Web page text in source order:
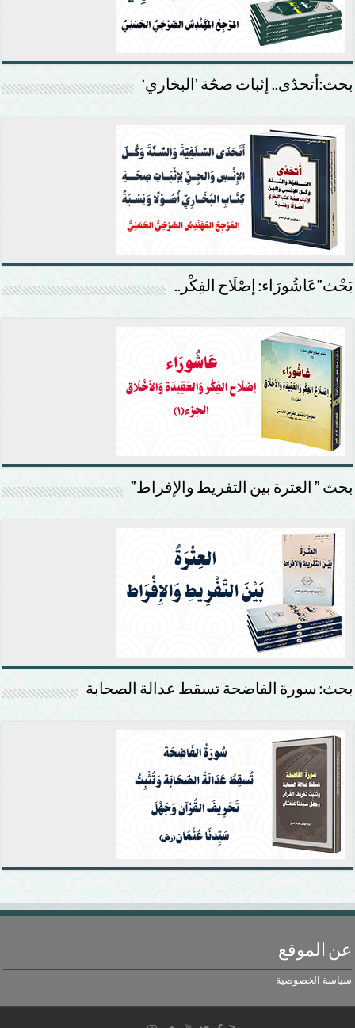
بحث:أتحدّى.. إثبات صحّة ’البخاري‘
بَحْث”عَاشُورَاء: إصْلَاح الفِكْر..
بحث ” العترة بين التفريط والإفراط”
بحث: سورة الفاضحة تسقط عدالة الصحابة
عن الموقع
سياسة الخصوصية